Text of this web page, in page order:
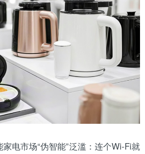
市场“伪智能”泛滥：连个Wi-Fi就